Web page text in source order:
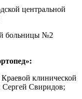
центральной
больницы №2
клинической
Свиридов;